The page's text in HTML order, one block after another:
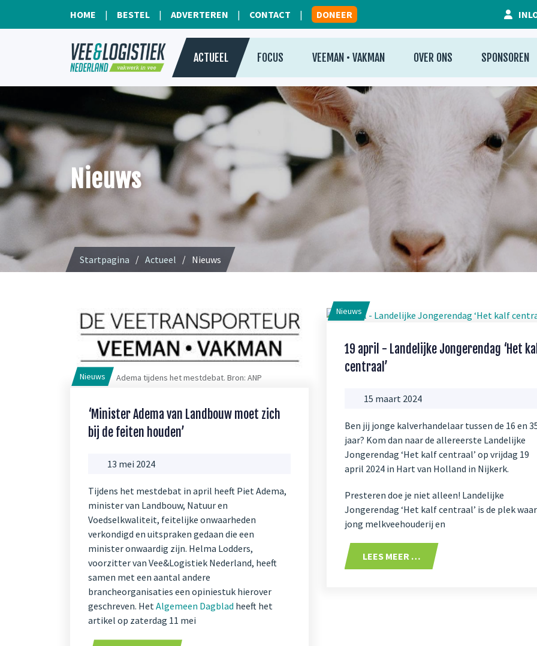
HOME BESTEL ADVERTEREN CONTACT DONEER
ACTUEEL FOCUS VEEMAN • VAKMAN OVER ONS SPONSOREN
Nieuws
Startpagina Actueel Nieuws
Adema tijdens het mestdebat. Bron: ANP
‘Minister Adema van Landbouw moet zich
bij de feiten houden’
Nieuws
13 mei 2024
Tijdens het mestdebat in april heeft Piet Adema,
minister van Landbouw, Natuur en
Voedselkwaliteit, feitelijke onwaarheden
verkondigd en uitspraken gedaan die een
minister onwaardig zijn. Helma Lodders,
voorzitter van Vee&Logistiek Nederland, heeft
samen met een aantal andere
brancheorganisaties een opiniestuk hierover
geschreven. HetAlgemeen Dagblad heeft het
artikel op zaterdag 11 mei
19 april - Landelijke Jongerendag ‘Het
centraal’
Nieuws
15 maart 2024
Ben jij jonge kalverhandelaar tussen de 16 en
jaar? Kom dan naar de allereerste Landelijke
Jongerendag ‘Het kalf centraal’ op vrijdag 19
april 2024 in Hart van Holland in Nijkerk.
Presteren doe je niet alleen! Landelijke
Jongerendag ‘Het kalf centraal’ is de plek
jong melkveehouderij en
LEES MEER …